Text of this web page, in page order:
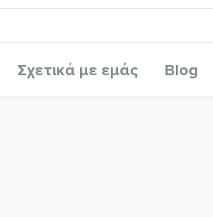
Σχετικά με εμάς Blog